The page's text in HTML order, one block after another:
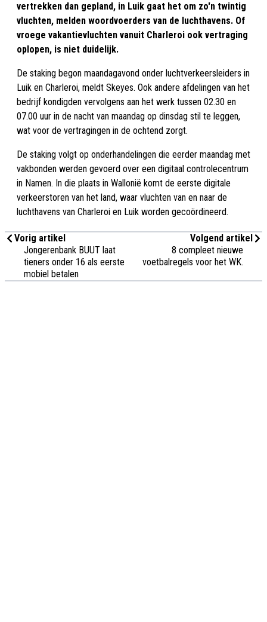
vertrekken dan gepland, in Luik gaat het om zo'n twintig
vluchten, melden woordvoerders van de luchthavens. Of
vroege vakantievluchten vanuit Charleroi ook vertraging
oplopen, is niet duidelijk.
De staking begon maandagavond onder luchtverkeersleiders in
Luik en Charleroi, meldt Skeyes. Ook andere afdelingen van het
bedrijf kondigden vervolgens aan het werk tussen 02.30 en
07.00 uur in de nacht van maandag op dinsdag stil te leggen,
wat voor de vertragingen in de ochtend zorgt.
De staking volgt op onderhandelingen die eerder maandag met
vakbonden werden gevoerd over een digitaal controlecentrum
in Namen. In die plaats in Wallonië komt de eerste digitale
verkeerstoren van het land, waar vluchten van en naar de
luchthavens van Charleroi en Luik worden gecoördineerd.
Vorig artikel
Jongerenbank BUUT laat
tieners onder 16 als eerste
mobiel betalen
Volgend artikel
8 compleet nieuwe
voetbalregels voor het WK.